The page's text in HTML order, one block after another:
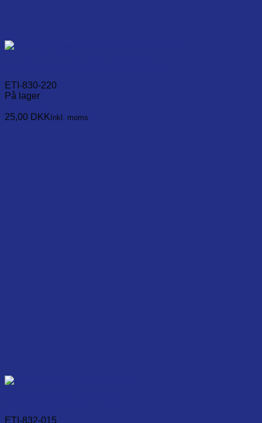
ETI-830-220
På lager
25,00 DKKInkl. moms
ETI-832-015